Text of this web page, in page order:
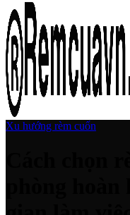
Xu hướng rèm cuốn